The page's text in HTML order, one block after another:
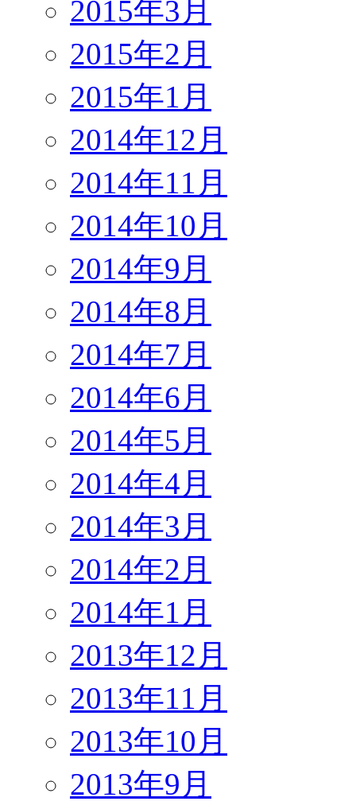
2015年3月
2015年2月
2015年1月
2014年12月
2014年11月
2014年10月
2014年9月
2014年8月
2014年7月
2014年6月
2014年5月
2014年4月
2014年3月
2014年2月
2014年1月
2013年12月
2013年11月
2013年10月
2013年9月